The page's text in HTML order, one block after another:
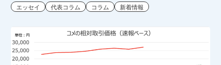
エッセイ
代表コラム コラム 新着情報